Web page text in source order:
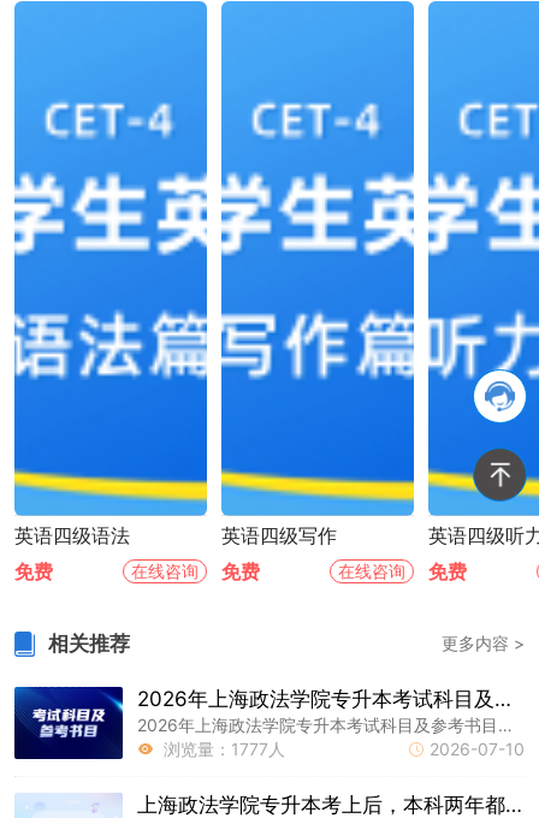
英语四级语法
免费
在线咨询
英语四级写作
免费
在线咨询
英语四级听
免费
相关推荐 更多内容 >
2026年上海政法学院专升本考试科目及参考书目
2026年上海政法学院专升本考试科目及参考书目已为大家汇总好，上海统招专升本网持续为大家更新升本资讯，明年要报名参加考试的同学可以提前了解一下!
 浏览量：1777人  2026-07-10
上海政法学院专升本考上后，本科两年都在干什么？